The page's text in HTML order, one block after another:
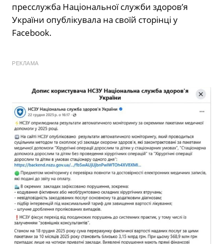
пресслужба Національної служби здоров’я
України опублікувала на своїй сторінці у
Facebook.
РЕКЛАМА